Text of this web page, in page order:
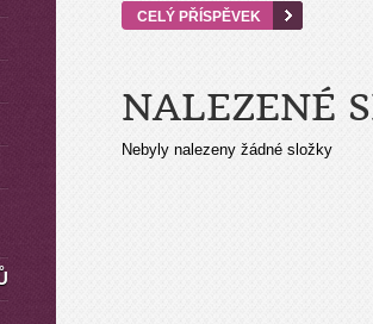
CELÝ PŘÍSPĚVEK
NALEZENÉ
Nebyly nalezeny žádné složky